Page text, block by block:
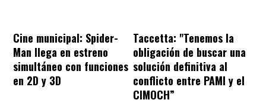
Cine municipal: Spider-
Man llega en estreno
simultáneo con funciones
en 2D y 3D
Taccetta: "Tenemos la
obligación de buscar una
solución definitiva al
conflicto entre PAMI y el
CIMOCH”